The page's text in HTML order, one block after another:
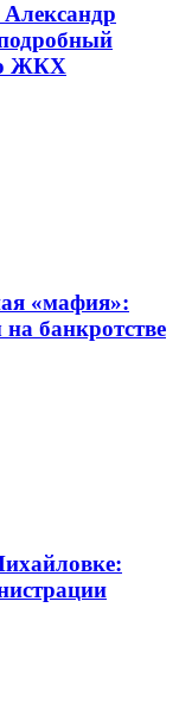
ЖКХ
«мафия»:
банкротстве